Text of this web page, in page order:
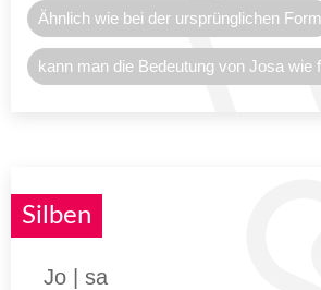
Ähnlich wie bei der ursprünglichen Form
kann man die Bedeutung von Josa wie
Silben
Jo | sa